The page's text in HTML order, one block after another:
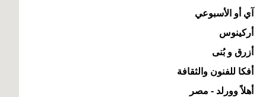
آي أو الأسبوعي
أركينوس
أزرق و بُنى
أفكا للفنون والثقافة
أهلاً وورلد - مصر